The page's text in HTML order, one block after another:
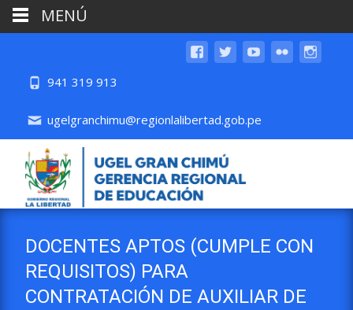
941 319 913
ugelgranchimu@regionlalibertad.gob.pe
DOCENTES APTOS (CUMPLE CON
REQUISITOS) PARA
CONTRATACIÓN DE AUXILIAR DE
MENÚ